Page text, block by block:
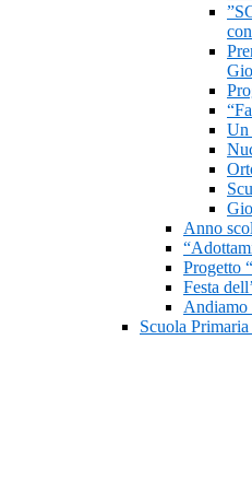
Un
Anno
Progetto
Festa
Andiamo
Scuola